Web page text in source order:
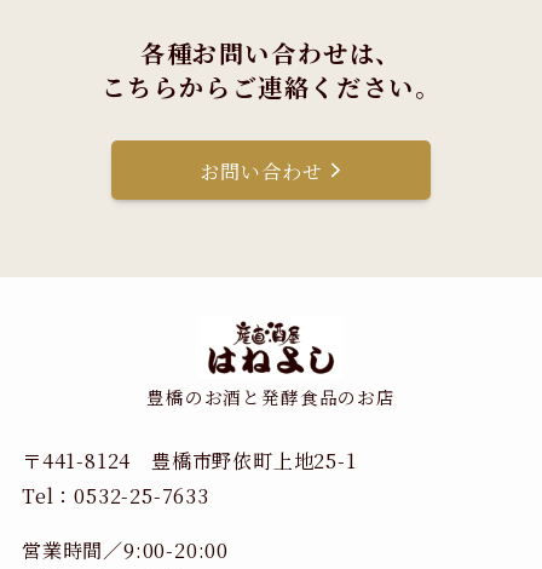
各種お問い合わせは、
こちらからご連絡ください。
お問い合わせ
豊橋のお酒と発酵食品のお店
〒441-8124 豊橋市野依町上地25-1
Tel：0532-25-7633
営業時間／9:00-20:00